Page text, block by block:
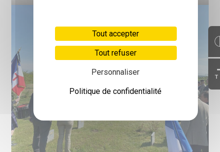
Tout accepter
Tout refuser
Personnaliser
Politique de confidentialité
T